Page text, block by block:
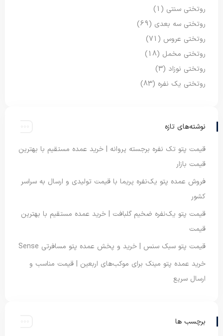
روتختی سنتی (1)
روتختی سه بعدی (69)
روتختی عروس (71)
روتختی مخمل (18)
روتختی نوزاد (3)
روتختی یک نفره (83)
نوشته‌های تازه
قیمت پتو تک نفره برجسته پروانه | خرید عمده مستقیم با بهترین
قیمت بازار
فروش عمده پتو یک‌نفره پریما با قیمت تولیدی و ارسال به سراسر
کشور
قیمت پتو یک‌نفره ضخیم گلبافت | خرید عمده مستقیم با بهترین
قیمت
قیمت پتو سبک سنس | خرید و پخش عمده پتو مسافرتی Sense
خرید عمده پتو مینک برای موکب‌های اربعین | قیمت مناسب و
ارسال سریع
برچسب ها